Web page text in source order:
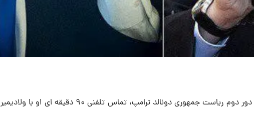
در نخستین هفته های دور دوم ریاست جمهوری دونالد ترامپ، تماس تلفنی ۹۰ دقیقه ای او با ولادیمیر